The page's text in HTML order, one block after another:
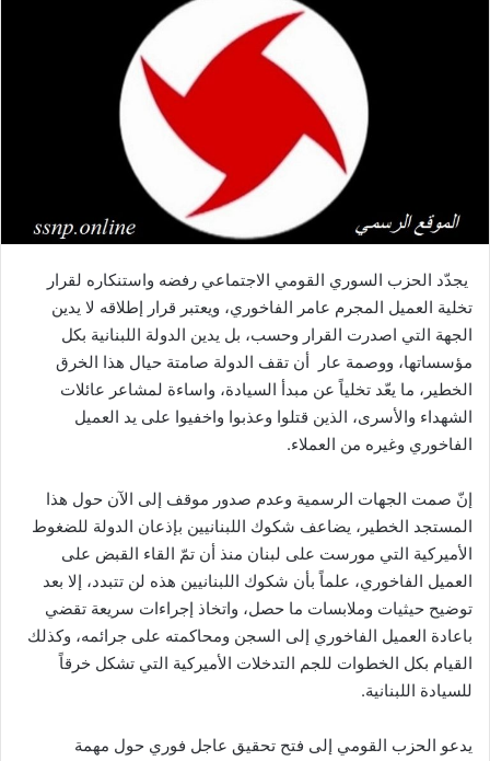
يجدّد الحزب السوري القومي الاجتماعي رفضه واستنكاره لقرار
تخلية العميل المجرم عامر الفاخوري، ويعتبر قرار إطلاقه لا يدين
الجهة التي اصدرت القرار وحسب، بل يدين الدولة اللبنانية بكل
مؤسساتها، ووصمة عار أن تقف الدولة صامتة حيال هذا الخرق
الخطير، ما يعّد تخلياً عن مبدأ السيادة، واساءة لمشاعر عائلات
الشهداء والأسرى، الذين قتلوا وعذبوا واخفيوا على يد العميل
الفاخوري وغيره من العملاء.
إنّ صمت الجهات الرسمية وعدم صدور موقف إلى الآن حول هذا
المستجد الخطير، يضاعف شكوك اللبنانيين بإذعان الدولة للضغوط
الأميركية التي مورست على لبنان منذ أن تمّ القاء القبض على
العميل الفاخوري، علماً بأن شكوك اللبنانيين هذه لن تتبدد، إلا بعد
توضيح حيثيات وملابسات ما حصل، واتخاذ إجراءات سريعة تقضي
باعادة العميل الفاخوري إلى السجن ومحاكمته على جرائمه، وكذلك
القيام بكل الخطوات للجم التدخلات الأميركية التي تشكل خرقاً
للسيادة اللبنانية.
يدعو الحزب القومي إلى فتح تحقيق عاجل فوري حول مهمة